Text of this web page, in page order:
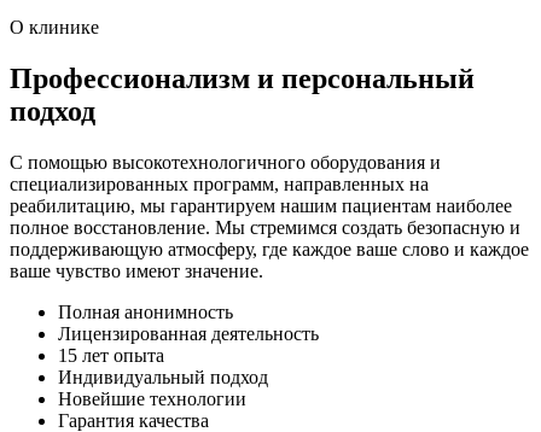
О клинике
Профессионализм и персональный
подход
С помощью высокотехнологичного оборудования и
специализированных программ, направленных на
реабилитацию, мы гарантируем нашим пациентам наиболее
полное восстановление. Мы стремимся создать безопасную и
поддерживающую атмосферу, где каждое ваше слово и каждое
ваше чувство имеют значение.
Полная анонимность
Лицензированная деятельность
15 лет опыта
Индивидуальный подход
Новейшие технологии
Гарантия качества